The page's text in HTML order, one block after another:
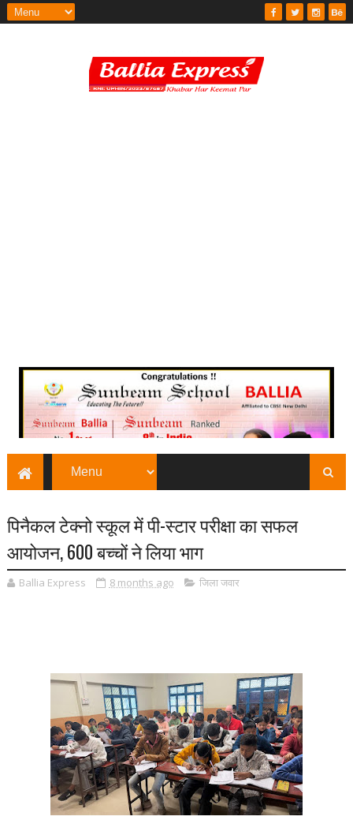
पिनैकल टेक्नो स्कूल में पी-स्टार परीक्षा का सफल
आयोजन, 600 बच्चों ने लिया भाग
Ballia Express 8 months ago जिला जवार